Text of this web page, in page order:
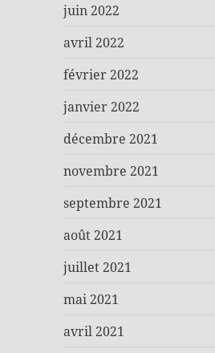
juin 2022
avril 2022
février 2022
janvier 2022
décembre 2021
novembre 2021
septembre 2021
août 2021
juillet 2021
mai 2021
avril 2021